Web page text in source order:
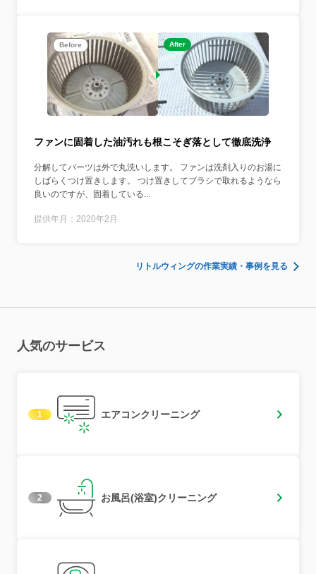
Before After
ファンに固着した油汚れも根こそぎ落として徹底洗浄
分解してパーツは外で丸洗いします。 ファンは洗剤入りのお湯に
しばらくつけ置きします。 つけ置きしてブラシで取れるようなら
良いのですが、固着している...
提供年月：2020年2月
リトルウィングの作業実績・事例を見る
人気のサービス
1 エアコンクリーニング
2 お風呂(浴室)クリーニング